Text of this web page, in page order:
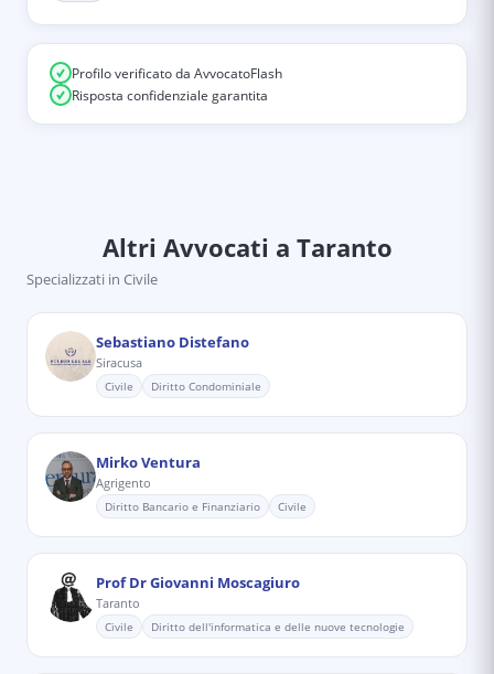
Profilo verificato da AvvocatoFlash
Risposta confidenziale garantita
Altri Avvocati a Taranto
Specializzati in Civile
Sebastiano Distefano
Siracusa
Civile Diritto Condominiale
Mirko Ventura
Agrigento
Diritto Bancario e Finanziario Civile
Prof Dr Giovanni Moscagiuro
Taranto
Civile Diritto dell'informatica e delle nuove tecnologie